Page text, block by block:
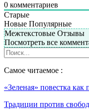
0 комментариев
Старые
Новые Популярные
Межтекстовые Отзывы
Посмотреть все
Самое читаемое :
«Зеленая» повестка
Традиции против